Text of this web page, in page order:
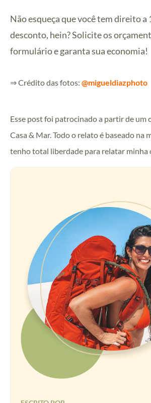
Não esqueça que você tem direito a
desconto, hein? Solicite os
formulário e garanta sua economia!
⇒ Crédito das fotos: @migueldiazphoto
Esse post foi patrocinado a partir de um
Casa & Mar. Todo o relato é baseado na
tenho total liberdade para relatar minha